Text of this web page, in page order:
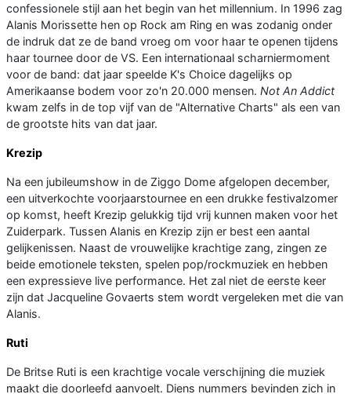
confessionele stijl aan het begin van het millennium. In 1996 zag
Alanis Morissette hen op Rock am Ring en was zodanig onder
de indruk dat ze de band vroeg om voor haar te openen tijdens
haar tournee door de VS. Een internationaal scharniermoment
voor de band: dat jaar speelde K's Choice dagelijks op
Amerikaanse bodem voor zo'n 20.000 mensen. Not An Addict
kwam zelfs in de top vijf van de "Alternative Charts" als een van
de grootste hits van dat jaar.
Krezip
Na een jubileumshow in de Ziggo Dome afgelopen december,
een uitverkochte voorjaarstournee en een drukke festivalzomer
op komst, heeft Krezip gelukkig tijd vrij kunnen maken voor het
Zuiderpark. Tussen Alanis en Krezip zijn er best een aantal
gelijkenissen. Naast de vrouwelijke krachtige zang, zingen ze
beide emotionele teksten, spelen pop/rockmuziek en hebben
een expressieve live performance. Het zal niet de eerste keer
zijn dat Jacqueline Govaerts stem wordt vergeleken met die van
Alanis.
Ruti
De Britse Ruti is een krachtige vocale verschijning die muziek
maakt die doorleefd aanvoelt. Diens nummers bevinden zich in